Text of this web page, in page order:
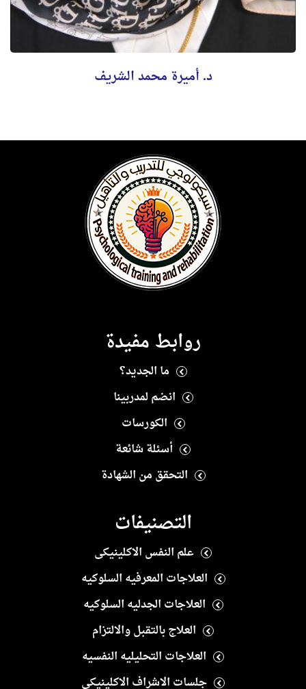
د. أميرة محمد الشريف
روابط مفيدة
ما الجديد؟
انضم لمدربينا
الكورسات
أسئلة شائعة
التحقق من الشهادة
التصنيفات
علم النفس الاكلينيكى
العلاجات المعرفيه السلوكيه
العلاجات الجدليه السلوكيه
العلاج بالتقبل والالتزام
العلاجات التحليليه النفسيه
جلسات الاشراف الاكلينيكى